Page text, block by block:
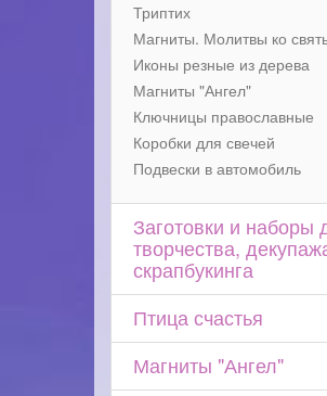
Триптих
Магниты. Молитвы ко
Иконы резные из дерева
Магниты "Ангел"
Ключницы православные
Коробки для свечей
Подвески в автомобиль
Заготовки и наборы
творчества,
скрапбукинга
Птица счастья
Магниты "Ангел"